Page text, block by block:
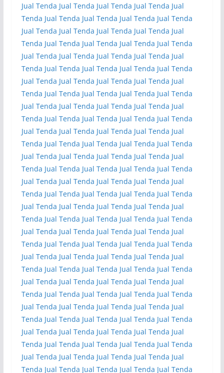
Jual Tenda Jual Tenda Jual Tenda Jual Tenda Jual
Tenda Jual Tenda Jual Tenda Jual Tenda Jual Tenda
Jual Tenda Jual Tenda Jual Tenda Jual Tenda Jual
Tenda Jual Tenda Jual Tenda Jual Tenda Jual Tenda
Jual Tenda Jual Tenda Jual Tenda Jual Tenda Jual
Tenda Jual Tenda Jual Tenda Jual Tenda Jual Tenda
Jual Tenda Jual Tenda Jual Tenda Jual Tenda Jual
Tenda Jual Tenda Jual Tenda Jual Tenda Jual Tenda
Jual Tenda Jual Tenda Jual Tenda Jual Tenda Jual
Tenda Jual Tenda Jual Tenda Jual Tenda Jual Tenda
Jual Tenda Jual Tenda Jual Tenda Jual Tenda Jual
Tenda Jual Tenda Jual Tenda Jual Tenda Jual Tenda
Jual Tenda Jual Tenda Jual Tenda Jual Tenda Jual
Tenda Jual Tenda Jual Tenda Jual Tenda Jual Tenda
Jual Tenda Jual Tenda Jual Tenda Jual Tenda Jual
Tenda Jual Tenda Jual Tenda Jual Tenda Jual Tenda
Jual Tenda Jual Tenda Jual Tenda Jual Tenda Jual
Tenda Jual Tenda Jual Tenda Jual Tenda Jual Tenda
Jual Tenda Jual Tenda Jual Tenda Jual Tenda Jual
Tenda Jual Tenda Jual Tenda Jual Tenda Jual Tenda
Jual Tenda Jual Tenda Jual Tenda Jual Tenda Jual
Tenda Jual Tenda Jual Tenda Jual Tenda Jual Tenda
Jual Tenda Jual Tenda Jual Tenda Jual Tenda Jual
Tenda Jual Tenda Jual Tenda Jual Tenda Jual Tenda
Jual Tenda Jual Tenda Jual Tenda Jual Tenda Jual
Tenda Jual Tenda Jual Tenda Jual Tenda Jual Tenda
Jual Tenda Jual Tenda Jual Tenda Jual Tenda Jual
Tenda Jual Tenda Jual Tenda Jual Tenda Jual Tenda
Jual Tenda Jual Tenda Jual Tenda Jual Tenda Jual
Tenda Jual Tenda Jual Tenda Jual Tenda Jual Tenda